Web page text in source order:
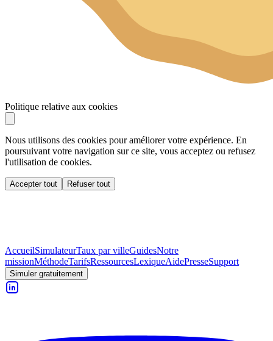
Politique relative aux cookies
Nous utilisons des cookies pour améliorer votre expérience. En
poursuivant votre navigation sur ce site, vous acceptez ou refusez
l'utilisation de cookies.
Accepter tout Refuser tout
AccueilSimulateurTaux par villeGuidesNotre
missionMéthodeTarifsRessourcesLexiqueAidePresseSupport
Simuler gratuitement